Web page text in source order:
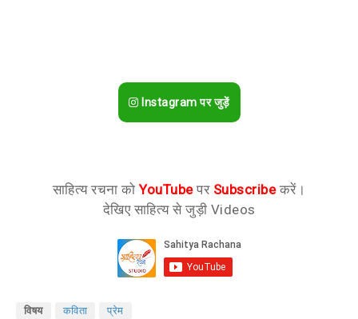
Instagram पर जुड़ें
साहित्य रचना कोYouTubeपर Subscribeकरें।
देखिए साहित्य से जुड़ी Videos
विषय कविता प्रेम